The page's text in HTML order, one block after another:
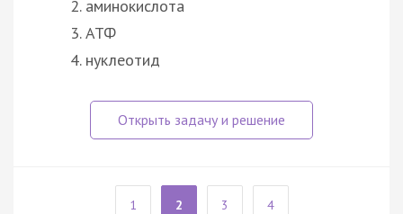
аминокислота
АТФ
нуклеотид
1 2 3 4